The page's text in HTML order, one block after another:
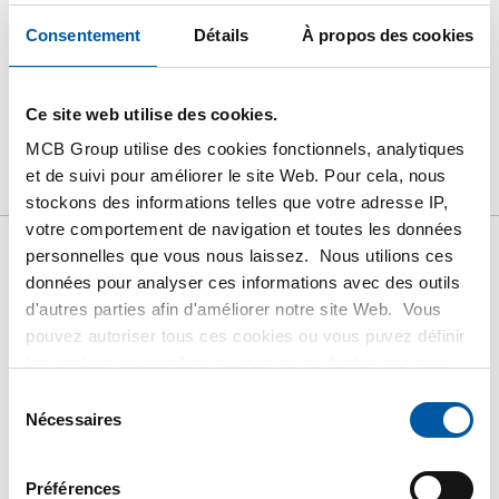
Consentement Détails À propos des cookies
Ce site web utilise des cookies.
MCB Group utilise des cookies fonctionnels, analytiques
et de suivi pour améliorer le site Web. Pour cela, nous
stockons des informations telles que votre adresse IP,
votre comportement de navigation et toutes les données
personnelles que vous nous laissez. Nous utilions ces
données pour analyser ces informations avec des outils
d'autres parties afin d'améliorer notre site Web. Vous
pouvez autoriser tous ces cookies ou vous puvez définir
plus d'informations sur les cookies que nous conservons
et les parties avec lesquelles nous travaillons dans notre
Nécessaires
Préférences
Suivez votre commande avec Track&Trace
Produit Description du produit Liste de prix brut
Téléchargements
Liste de prix bruts: Inox 1.4571
(316Ti) plat cisaillé
Prix en euro par 0
N° d'article
Description